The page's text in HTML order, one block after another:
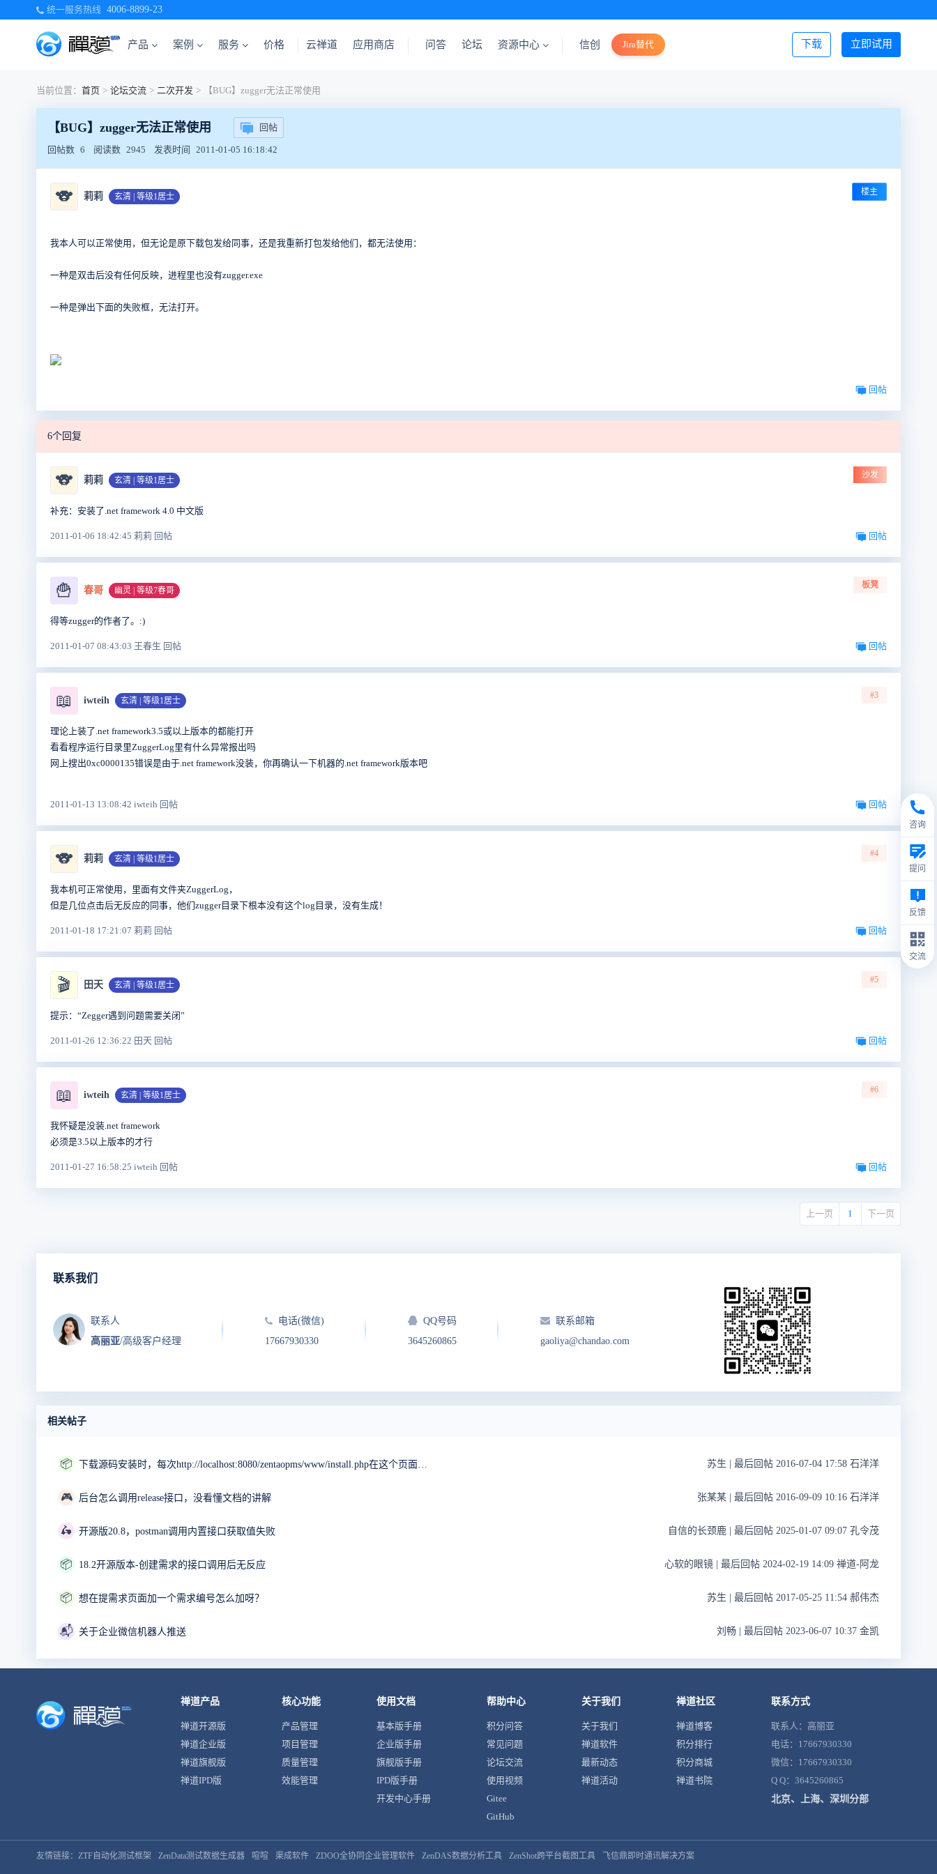
统一服务热线 4006-8899-23
产品 案例 服务 价格 立即试用
下载
云禅道 应用商店 问答 论坛 资源中心 信创 Jira替代 登录/注册
当前位置： 首页 > 论坛交流 > 二次开发 > 【BUG】zugger无法正常使用
【BUG】zugger无法正常使用 回帖
回帖数 6 阅读数 2945 发表时间 2011-01-05 16:18:42
🐨 莉莉 玄清 | 等级1居士 楼主
我本人可以正常使用，但无论是原下载包发给同事，还是我重新打包发给他们，都无法使用：
一种是双击后没有任何反映，进程里也没有zugger.exe
一种是弹出下面的失败框，无法打开。
回帖
6个回复
🐨 莉莉 玄清 | 等级1居士
沙发
补充：安装了.net framework 4.0 中文版
2011-01-06 18:42:45 莉莉 回帖 回帖
🍟 春哥 幽灵 | 等级7春哥
板凳
得等zugger的作者了。:)
2011-01-07 08:43:03 王春生 回帖 回帖
📖 iwteih 玄清 | 等级1居士
#3
理论上装了.net framework3.5或以上版本的都能打开
看看程序运行目录里ZuggerLog里有什么异常报出吗
网上搜出0xc0000135错误是由于.net framework没装，你再确认一下机器的.net framework版本吧
2011-01-13 13:08:42 iwteih 回帖 回帖
🐨 莉莉 玄清 | 等级1居士
#4
我本机可正常使用，里面有文件夹ZuggerLog，
但是几位点击后无反应的同事，他们zugger目录下根本没有这个log目录，没有生成！
2011-01-18 17:21:07 莉莉 回帖 回帖
🎬 田天 玄清 | 等级1居士
#5
提示：“Zegger遇到问题需要关闭”
2011-01-26 12:36:22 田天 回帖 回帖
📖 iwteih 玄清 | 等级1居士
#6
我怀疑是没装.net framework
必须是3.5以上版本的才行
2011-01-27 16:58:25 iwteih 回帖 回帖
上一页 1 下一页
联系我们
联系人
高丽亚/高级客户经理
电话(微信)
17667930330
QQ号码
3645260865
联系邮箱
gaoliya@chandao.com
相关帖子
📦 苏生 | 最后回帖 2016-07-04 17:58 石洋洋
🎮 后台怎么调用release接口，没看懂文档的讲解 张某某 | 最后回帖 2016-09-09 10:16 石洋洋
🛵 开源版20.8，postman调用内置接口获取值失败 自信的长颈鹿 | 最后回帖 2025-01-07 09:07 孔令茂
📦 18.2开源版本-创建需求的接口调用后无反应 心软的眼镜 | 最后回帖 2024-02-19 14:09 禅道-阿龙
📦 想在提需求页面加一个需求编号怎么加呀？ 苏生 | 最后回帖 2017-05-25 11:54 郝伟杰
📬 关于企业微信机器人推送 刘畅 | 最后回帖 2023-06-07 10:37 金凯
禅道产品
禅道开源版
禅道企业版
禅道旗舰版
禅道IPD版
核心功能
产品管理
项目管理
质量管理
效能管理
使用文档
基本版手册
企业版手册
旗舰版手册
IPD版手册
开发中心手册
帮助中心
积分问答
常见问题
论坛交流
使用视频
Gitee
GitHub
关于我们
关于我们
禅道软件
最新动态
禅道活动
禅道社区
禅道博客
积分排行
积分商城
禅道书院
联系方式
联系人：高丽亚
电话：17667930330
微信：17667930330
Q Q：3645260865
北京、上海、深圳分部
友情链接： ZTF自动化测试框架 ZenData测试数据生成器 喧喧 渠成软件 ZDOO全协同企业管理软件 ZenDAS数据分析工具 ZenShot跨平台截图工具 飞信鼎即时通讯解决方案
咨询
提问
反馈
交流